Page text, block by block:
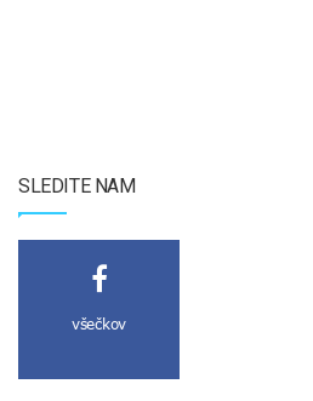
SLEDITE NAM
všečkov